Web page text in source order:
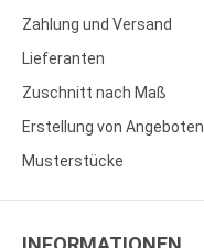
Zahlung und Versand
Lieferanten
Zuschnitt nach Maß
Erstellung von Angeboten
Musterstücke